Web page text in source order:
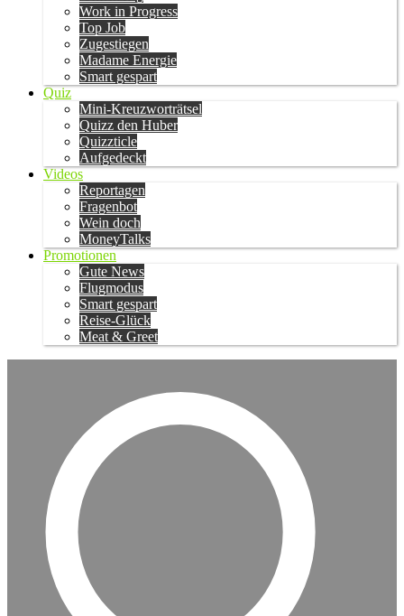
Work in Progress
Top Job
Zugestiegen
Madame Energie
Smart gespart
Quiz
Mini-Kreuzworträtsel
Quizz den Huber
Quizzticle
Aufgedeckt
Videos
Reportagen
Fragenbot
Wein doch
MoneyTalks
Promotionen
Gute News
Flugmodus
Smart gespart
Reise-Glück
Meat & Greet